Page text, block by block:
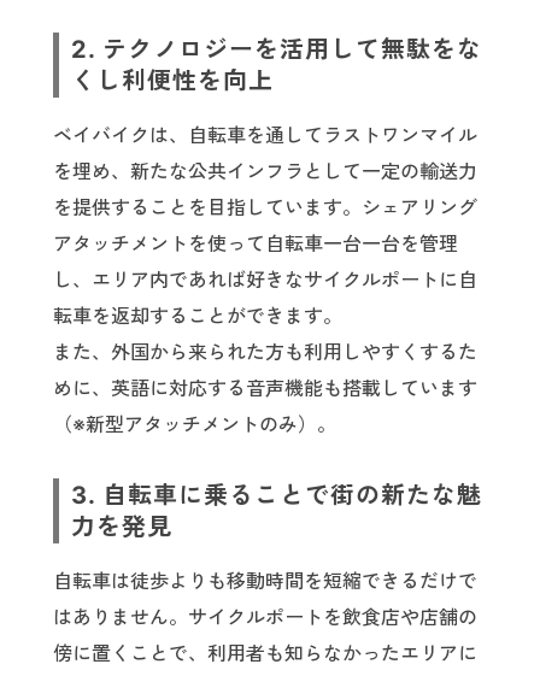
2. テクノロジーを活用して無駄をな
くし利便性を向上
ベイバイクは、自転車を通してラストワンマイル
を埋め、新たな公共インフラとして一定の輸送力
を提供することを目指しています。シェアリング
アタッチメントを使って自転車一台一台を管理
し、エリア内であれば好きなサイクルポートに自
転車を返却することができます。
また、外国から来られた方も利用しやすくするた
めに、英語に対応する音声機能も搭載しています
（※新型アタッチメントのみ）。
3. 自転車に乗ることで街の新たな魅
力を発見
自転車は徒歩よりも移動時間を短縮できるだけで
はありません。サイクルポートを飲食店や店舗の
傍に置くことで、利用者も知らなかったエリアに